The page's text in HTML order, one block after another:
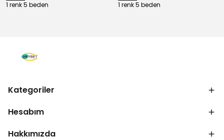
1 renk 5 beden 1 renk 5 beden
Kategoriler
Hesabım
Hakkımızda